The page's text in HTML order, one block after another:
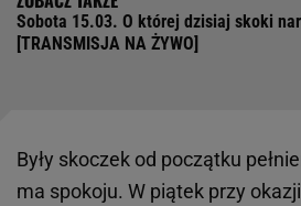
Sobota 15.03. O której dzisiaj skoki
[TRANSMISJA NA ŻYWO]
Były skoczek od początku
ma spokoju. W piątek przy